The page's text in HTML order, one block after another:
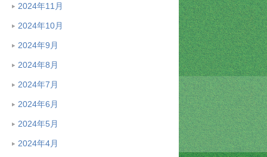
2024年11月
2024年10月
2024年9月
2024年8月
2024年7月
2024年6月
2024年5月
2024年4月